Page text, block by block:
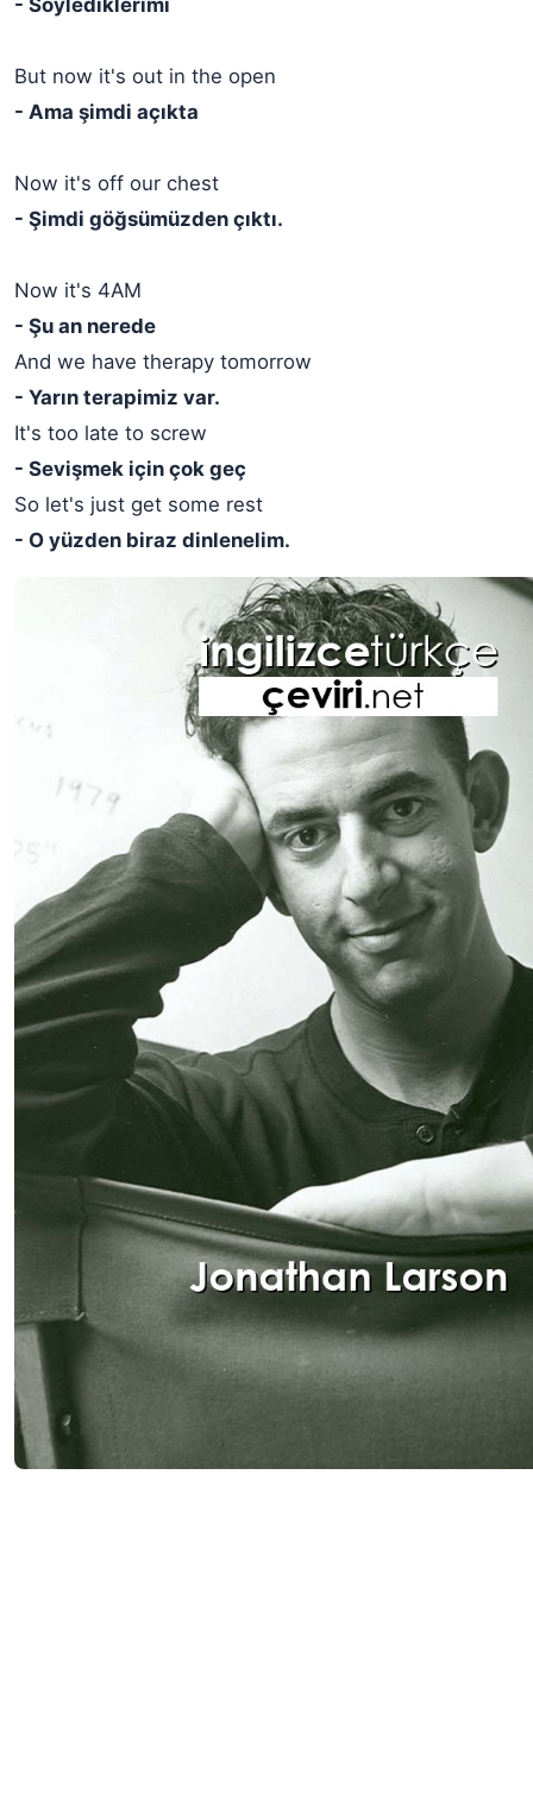
- Söylediklerimi
But now it's out in the open
- Ama şimdi açıkta
Now it's off our chest
- Şimdi göğsümüzden çıktı.
Now it's 4AM
- Şu an nerede
And we have therapy tomorrow
- Yarın terapimiz var.
It's too late to screw
- Sevişmek için çok geç
So let's just get some rest
- O yüzden biraz dinlenelim.